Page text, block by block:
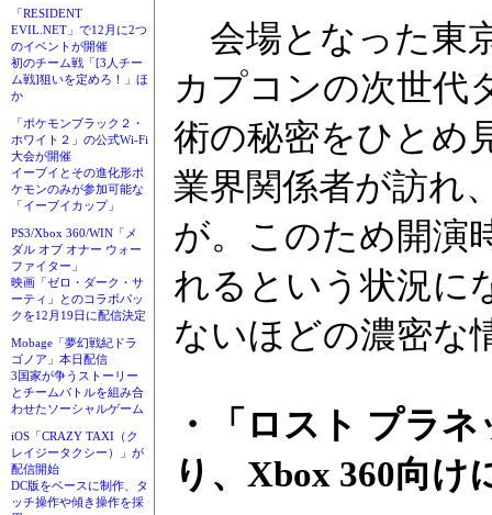
「RESIDENT
EVIL.NET」で12月に2つ
のイベントが開催
初のチーム戦「[3人チー
ム戦]狙いを定めろ！」ほ
か
「ポケモンブラック２・
ホワイト２」の公式Wi-Fi
大会が開催
イーブイとその進化形ポ
ケモンのみが参加可能な
「イーブイカップ」
PS3/Xbox 360/WIN「メ
ダル オブ オナー ウォー
ファイター」
映画「ゼロ・ダーク・サ
ーティ」とのコラボパッ
クを12月19日に配信決定
Mobage「夢幻戦紀ドラ
ゴノア」本日配信
3国家が争うストーリー
とチームバトルを組み合
わせたソーシャルゲーム
iOS「CRAZY TAXI（ク
レイジータクシー）」が
配信開始
DC版をベースに制作、タ
ッチ操作や傾き操作を採
会場となった東
カプコンの次世代
術の秘密をひとめ
業界関係者が訪れ
が。このため開演
れるという状況に
ないほどの濃密な
・「ロスト プラ
り、Xbox 360向け